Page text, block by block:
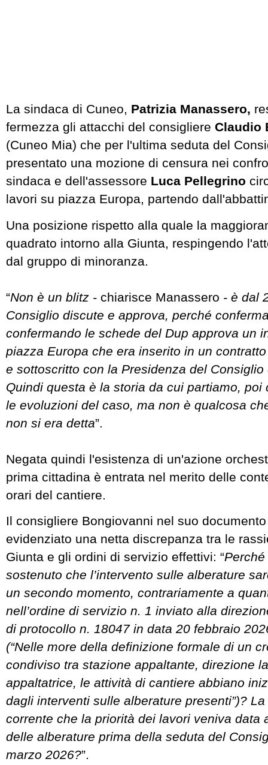
La sindaca di Cuneo, Patrizia Manassero,
fermezza gli attacchi del consigliere Claudio
(Cuneo Mia) che per l'ultima seduta del
presentato una mozione di censura nei
sindaca e dell'assessore Luca Pellegrino
lavori su piazza Europa, partendo
Una posizione rispetto alla quale la
quadrato intorno alla Giunta, respingendo
dal gruppo di minoranza.
“Non è un blitz - chiarisce Manassero - è dal
Consiglio discute e approva, perché
confermando le schede del Dup approva un
piazza Europa che era inserito in un
e sottoscritto con la Presidenza del Consiglio
Quindi questa è la storia da cui partiamo, poi
le evoluzioni del caso, ma non è qualcosa
non si era detta”.
Negata quindi l'esistenza di un'azione
prima cittadina è entrata nel merito delle
orari del cantiere.
Il consigliere Bongiovanni nel suo
evidenziato una netta discrepanza tra le
Giunta e gli ordini di servizio effettivi: “Perché
sostenuto che l’intervento sulle alberature
un secondo momento, contrariamente a
nell’ordine di servizio n. 1 inviato alla
di protocollo n. 18047 in data 20 febbraio
(“Nelle more della definizione formale di un
condiviso tra stazione appaltante, direzione
appaltatrice, le attività di cantiere abbiano
dagli interventi sulle alberature presenti”)?
corrente che la priorità dei lavori veniva data
delle alberature prima della seduta del
marzo 2026?”.